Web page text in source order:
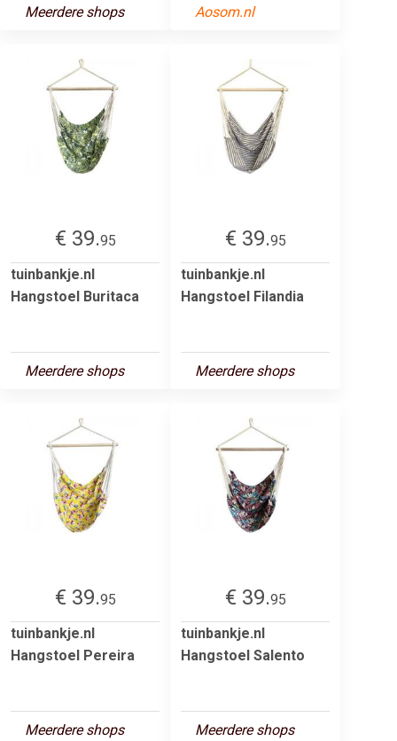
Meerdere shops
Aosom.nl
€ 39.95
tuinbankje.nl
Hangstoel Buritaca
Meerdere shops
€ 39.95
tuinbankje.nl
Hangstoel Filandia
Meerdere shops
€ 39.95
tuinbankje.nl
Hangstoel Pereira
Meerdere shops
€ 39.95
tuinbankje.nl
Hangstoel Salento
Meerdere shops